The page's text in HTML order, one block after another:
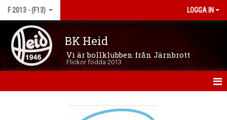
F 2013 - (F13) LOGGA IN
BK Heid
Vi är bollklubben från Järnbrott
Flickor födda 2013